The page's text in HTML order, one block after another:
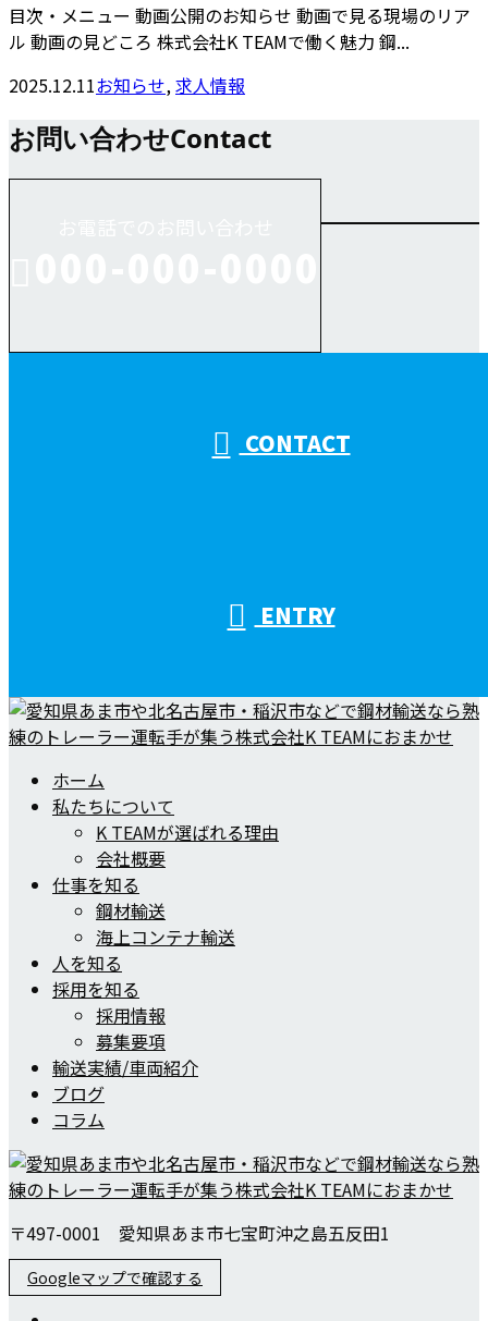
目次・メニュー 動画公開のお知らせ 動画で見る現場のリア
ル 動画の見どころ 株式会社K TEAMで働く魅力 鋼...
2025.12.11お知らせ, 求人情報
お問い合わせContact
CONTACT
ENTRY
ホーム
私たちについて
K TEAMが選ばれる理由
会社概要
仕事を知る
鋼材輸送
海上コンテナ輸送
人を知る
採用を知る
採用情報
募集要項
輸送実績/車両紹介
ブログ
コラム
〒497-0001 愛知県あま市七宝町沖之島五反田1
Googleマップで確認する